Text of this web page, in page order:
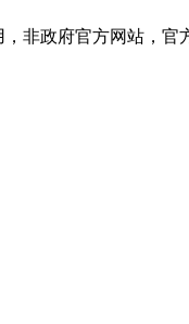
政府官方网站，官